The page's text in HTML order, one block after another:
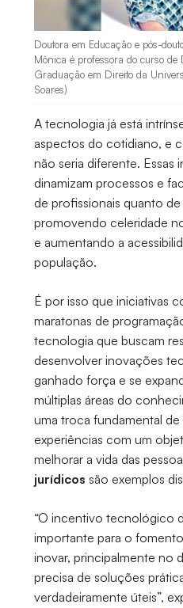
Doutora em Educação e pós-
Mônica é professora do curso
Graduação em Direito da
Soares)
A tecnologia já está
aspectos do cotidiano, e
não seria diferente.
dinamizam processos e
de profissionais quanto
promovendo celeridade
e aumentando a
população.
É por isso que iniciativas
maratonas de
tecnologia que buscam
desenvolver inovações
ganhado força e se
múltiplas áreas do
uma troca fundamental de
experiências com um
melhorar a vida das
jurídicos são exemplos
“O incentivo tecnológico
importante para o
inovar, principalmente no
precisa de soluções
verdadeiramente úteis”,